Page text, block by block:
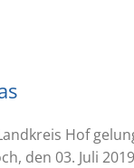
Hof
den 03. Juli